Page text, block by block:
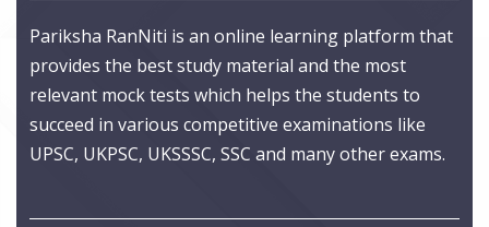
Pariksha RanNiti is an online learning platform that
provides the best study material and the most
relevant mock tests which helps the students to
succeed in various competitive examinations like
UPSC, UKPSC, UKSSSC, SSC and many other exams.